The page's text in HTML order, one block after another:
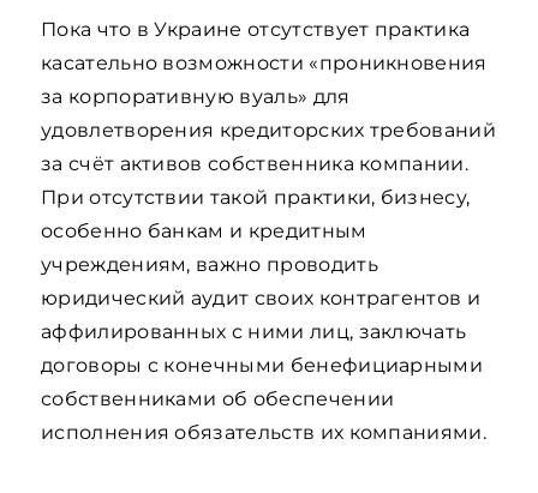
Пока что в Украине отсутствует практика
касательно возможности «проникновения
за корпоративную вуаль» для
удовлетворения кредиторских требований
за счёт активов собственника компании.
При отсутствии такой практики, бизнесу,
особенно банкам и кредитным
учреждениям, важно проводить
юридический аудит своих контрагентов и
аффилированных с ними лиц, заключать
договоры с конечными бенефициарными
собственниками об обеспечении
исполнения обязательств их компаниями.